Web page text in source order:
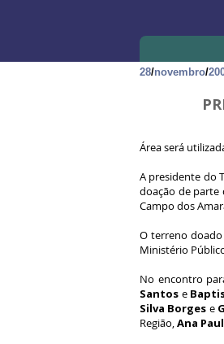
28/novembro/
Área será
A presidente do
doação de parte
Campo dos
O terreno
Ministério
No encontro
Santos e
Silva Borges e
Região,Ana